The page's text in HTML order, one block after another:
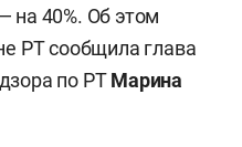
на 40%. Об этом
РТ сообщила глава
по РТМарина